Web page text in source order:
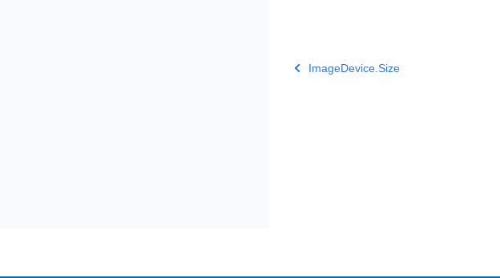
ImageDevice.Size